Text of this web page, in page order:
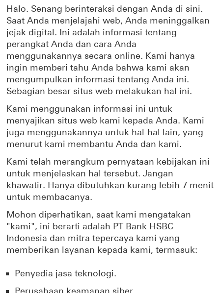
Halo. Senang berinteraksi dengan Anda di sini.
Saat Anda menjelajahi web, Anda meninggalkan
jejak digital. Ini adalah informasi tentang
perangkat Anda dan cara Anda
menggunakannya secara online. Kami hanya
ingin memberi tahu Anda bahwa kami akan
mengumpulkan informasi tentang Anda ini.
Sebagian besar situs web melakukan hal ini.
Kami menggunakan informasi ini untuk
menyajikan situs web kami kepada Anda. Kami
juga menggunakannya untuk hal-hal lain, yang
menurut kami membantu Anda dan kami.
Kami telah merangkum pernyataan kebijakan ini
untuk menjelaskan hal tersebut. Jangan
khawatir. Hanya dibutuhkan kurang lebih 7 menit
untuk membacanya.
Mohon diperhatikan, saat kami mengatakan
"kami", ini berarti adalah PT Bank HSBC
Indonesia dan mitra tepercaya kami yang
memberikan layanan kepada kami, termasuk:
Penyedia jasa teknologi.